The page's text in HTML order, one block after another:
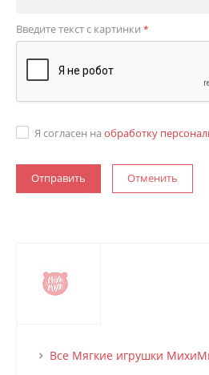
Введите текст с картинки *
Я согласен на обработку
Отменить
Все Мягкие игрушки